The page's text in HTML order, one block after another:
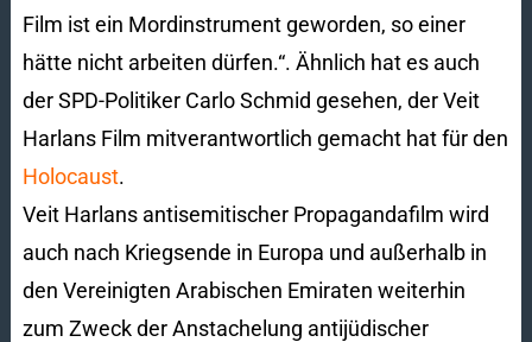
Film ist ein Mordinstrument geworden, so einer
hätte nicht arbeiten dürfen.“. Ähnlich hat es auch
der SPD-Politiker Carlo Schmid gesehen, der Veit
Harlans Film mitverantwortlich gemacht hat für den
Holocaust.
Veit Harlans antisemitischer Propagandafilm wird
auch nach Kriegsende in Europa und außerhalb in
den Vereinigten Arabischen Emiraten weiterhin
zum Zweck der Anstachelung antijüdischer